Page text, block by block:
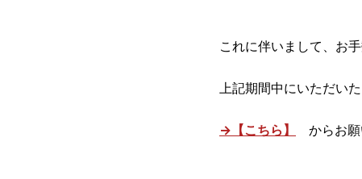
これに伴いまして、お
上記期間中にいただい
→【こちら】 からお願